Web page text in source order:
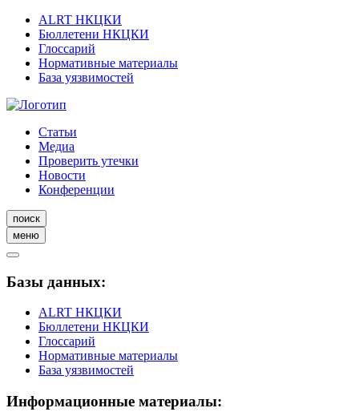
ALRT НКЦКИ
Бюллетени НКЦКИ
Глоссарий
Нормативные материалы
База уязвимостей
Статьи
Медиа
Проверить утечки
Новости
Конференции
поиск
меню
Базы данных:
ALRT НКЦКИ
Бюллетени НКЦКИ
Глоссарий
Нормативные материалы
База уязвимостей
Информационные материалы: